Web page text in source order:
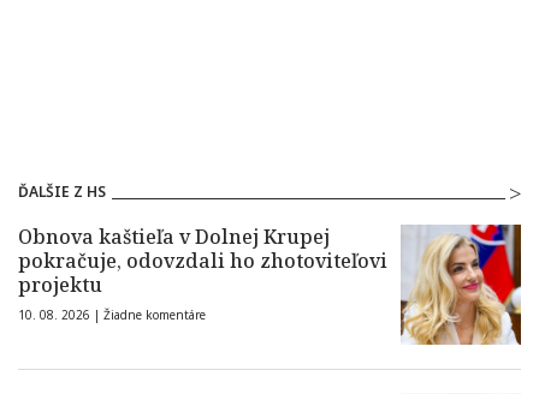
ĎALŠIE Z HS
Obnova kaštieľa v Dolnej Krupej
pokračuje, odovzdali ho zhotoviteľovi
projektu
10. 08. 2026 | Žiadne komentáre